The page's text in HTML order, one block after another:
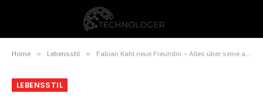
Home » Lebensstil » Fabian Kahl neue Freundin – Alles über seine aktuelle Beziehung, privat erklärt
LEBENSSTIL